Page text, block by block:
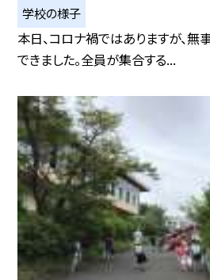
学校の様子
本日、コロナ禍ではありますが、
できました。全員が集合する...